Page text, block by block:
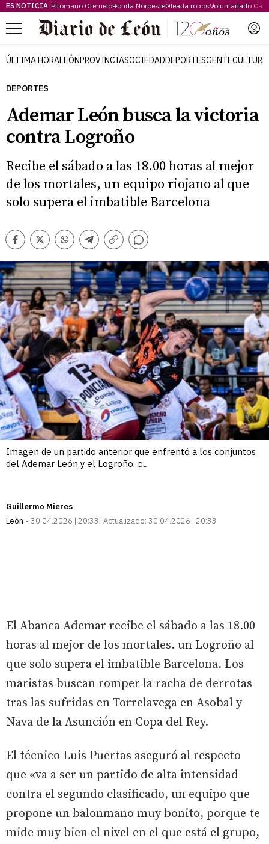
ES NOTICIA Pirómano OterueloRonda NoroesteOleada robosVoluntariado
Menú
ÚLTIMA HORALEÓNPROVINCIASOCIEDADDEPORTESGENTECULTURA
DEPORTES
Ademar León busca la victoria
contra Logroño
Recibe el sábado a las 18.00 horas al mejor
de los mortales, un equipo riojano al que
solo supera el imbatible Barcelona
Facebook
TwitterWhatsappTelegram
Copiar
Comentarios
Imagen de un partido anterior que enfrentó a los conjuntos
del Ademar León y el Logroño. DL
Guillermo Mieres
León
30.04.2026 | 20:33 Actualizado: 30.04.2026 | 20:33
El Abanca Ademar recibe el sábado a las 18.00
horas al mejor de los mortales. un Logroño al
que solo supera el imbatible Barcelona. Los
maristas buscan romper la racha de derrotas
tras las sufridas en Torrelavega en Asobal y
Nava de la Asunción en Copa del Rey.
El técnico Luis Puertas aseguró al respecto
que «va a ser un partido de alta intensidad
contra el segundo clasificado, un equipo que
propone un balonmano muy bonito, porque te
mide muy bien el nivel en el que está el grupo,